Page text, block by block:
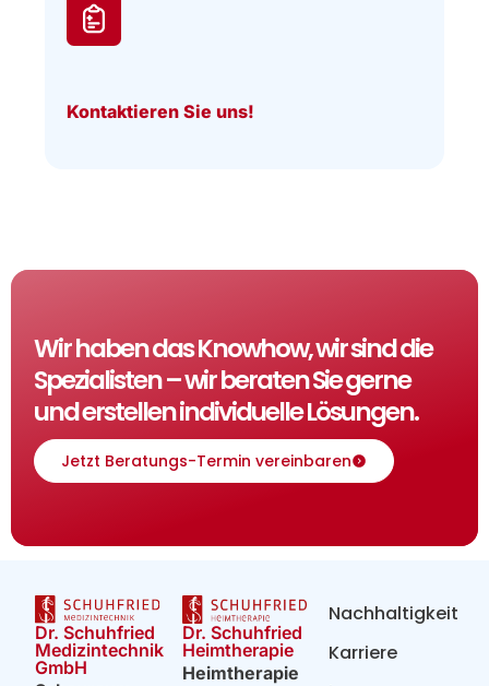
Kontaktieren Sie uns!
Wir haben das Knowhow, wir sind die
Spezialisten – wir beraten Sie gerne
und erstellen individuelle Lösungen.
Jetzt Beratungs-Termin vereinbaren
Dr. Schuhfried
Medizintechnik
GmbH
Dr. Schuhfried
Heimtherapie
Heimtherapie
Nachhaltigkeit
Karriere